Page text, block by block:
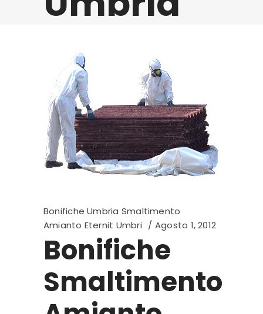
Bonifiche Umbria Smaltimento
Amianto Eternit Umbri
Agosto 1, 2012
Bonifiche
Smaltimento